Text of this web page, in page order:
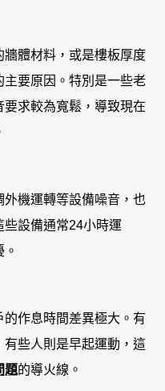
體材料，或是樓板厚度
主要原因。特別是一些老
求較為寬鬆，導致現在
機運轉等設備噪音，也
些設備通常24小時運
作息時間差異極大。有
些人則是早起運動，這
題的導火線。